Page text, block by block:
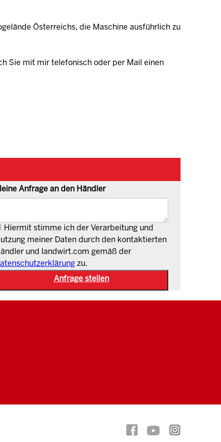
Österreichs, die Maschine ausführlich zu
Sie mit mir telefonisch oder per Mail einen
Anfrage an den Händler
Hiermit stimme ich der Verarbeitung und
meiner Daten durch den kontaktierten
und landwirt.com gemäß der
zu.